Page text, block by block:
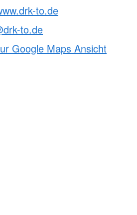
to.de
to.de
Google Maps Ansicht